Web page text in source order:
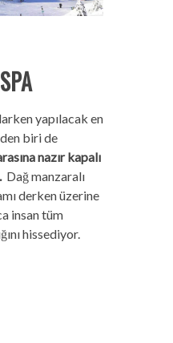
yapılacak en
biri de
nazır kapalı
Dağ manzaralı
derken üzerine
insan tüm
hissediyor.